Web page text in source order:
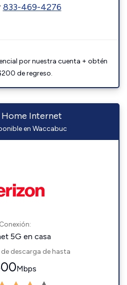
833-469-4276
por nuestra cuenta + obtén
de regreso.
Internet
en Waccabuc
Conexión:
5G en casa
descarga de hasta
Mbps